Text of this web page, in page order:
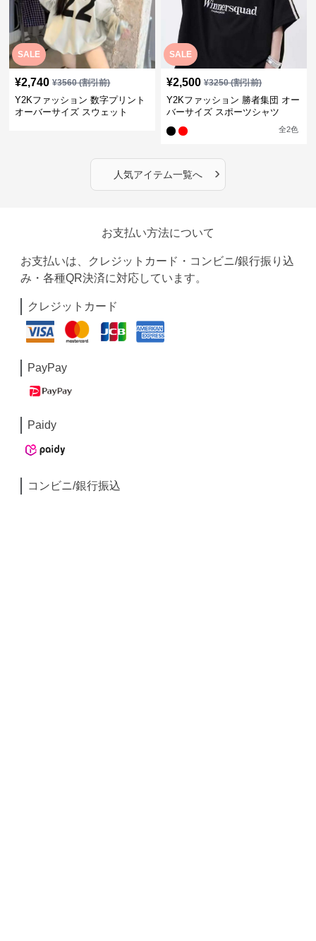
SALE
¥2,740 ¥3560(割引前)
Y2Kファッション 数字プリント
オーバーサイズ スウェット
SALE
¥2,500 ¥3250(割引前)
Y2Kファッション 勝者集団 オー
バーサイズ スポーツシャツ
全2色
人気アイテム一覧へ ›
お支払い方法について
お支払いは、クレジットカード・コンビニ/銀行振り込
み・各種QR決済に対応しています。
クレジットカード
PayPay
Paidy
コンビニ/銀行振込